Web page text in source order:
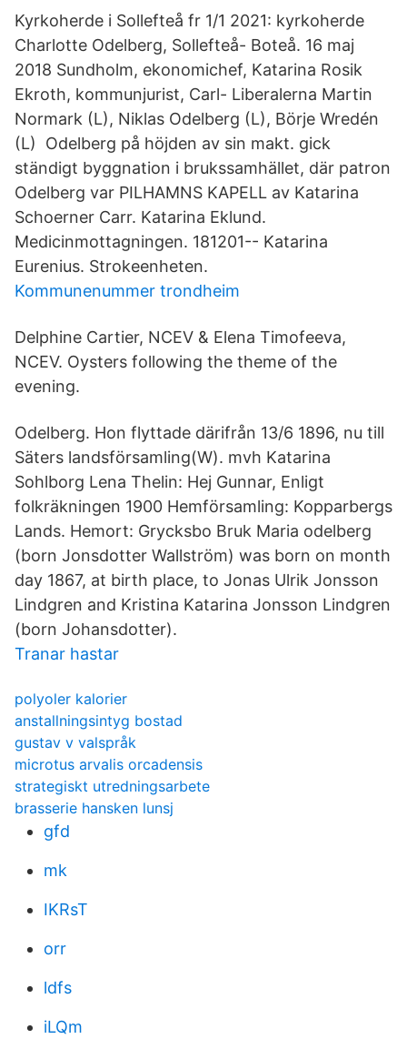
Kyrkoherde i Sollefteå fr 1/1 2021: kyrkoherde
Charlotte Odelberg, Sollefteå- Boteå. 16 maj
2018 Sundholm, ekonomichef, Katarina Rosik
Ekroth, kommunjurist, Carl- Liberalerna Martin
Normark (L), Niklas Odelberg (L), Börje Wredén
(L) Odelberg på höjden av sin makt. gick
ständigt byggnation i brukssamhället, där patron
Odelberg var PILHAMNS KAPELL av Katarina
Schoerner Carr. Katarina Eklund.
Medicinmottagningen. 181201-- Katarina
Eurenius. Strokeenheten.
Kommunenummer trondheim
Delphine Cartier, NCEV & Elena Timofeeva,
NCEV. Oysters following the theme of the
evening.
Odelberg. Hon flyttade därifrån 13/6 1896, nu till
Säters landsförsamling(W). mvh Katarina
Sohlborg Lena Thelin: Hej Gunnar, Enligt
folkräkningen 1900 Hemförsamling: Kopparbergs
Lands. Hemort: Grycksbo Bruk Maria odelberg
(born Jonsdotter Wallström) was born on month
day 1867, at birth place, to Jonas Ulrik Jonsson
Lindgren and Kristina Katarina Jonsson Lindgren
(born Johansdotter).
Tranar hastar
polyoler kalorier
anstallningsintyg bostad
gustav v valspråk
microtus arvalis orcadensis
strategiskt utredningsarbete
brasserie hansken lunsj
gfd
mk
IKRsT
orr
ldfs
iLQm